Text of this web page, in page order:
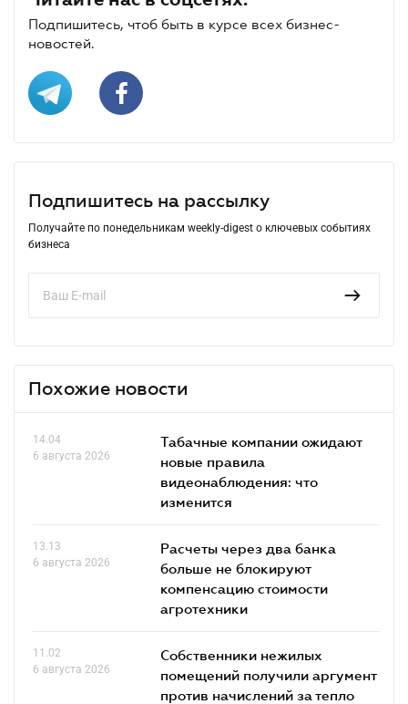
Подпишитесь, чтоб быть в курсе всех бизнес-
новостей.
Подпишитесь на рассылку
Получайте по понедельникам weekly-digest о ключевых событиях
бизнеса
Похожие новости
14.04
6 августа 2026
Табачные компании ожидают
новые правила
видеонаблюдения: что
изменится
13.13
6 августа 2026
Расчеты через два банка
больше не блокируют
компенсацию стоимости
агротехники
11.02
6 августа 2026
Собственники нежилых
помещений получили аргумент
против начислений за тепло